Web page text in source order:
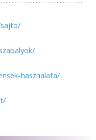
hasznalata/